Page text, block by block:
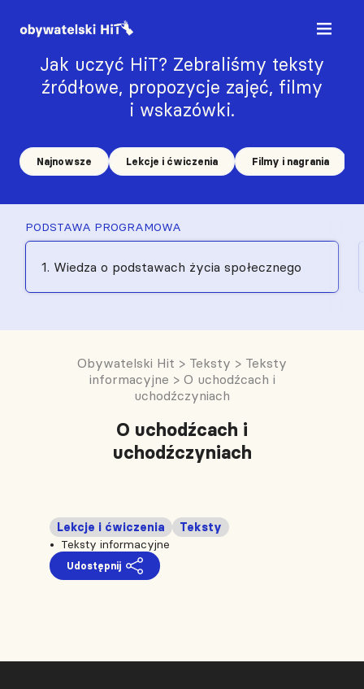
Jak uczyć HiT? Zebraliśmy teksty
źródłowe, propozycje zajęć, filmy
i wskazówki.
Najnowsze Lekcje i ćwiczenia Filmy i nagrania
PODSTAWA PROGRAMOWA
1. Wiedza o podstawach życia społecznego
Obywatelski Hit > Teksty > Teksty
informacyjne > O uchodźcach i
uchodźczyniach
O uchodźcach i
uchodźczyniach
Teksty informacyjne
Lekcje i ćwiczenia Teksty
Udostępnij